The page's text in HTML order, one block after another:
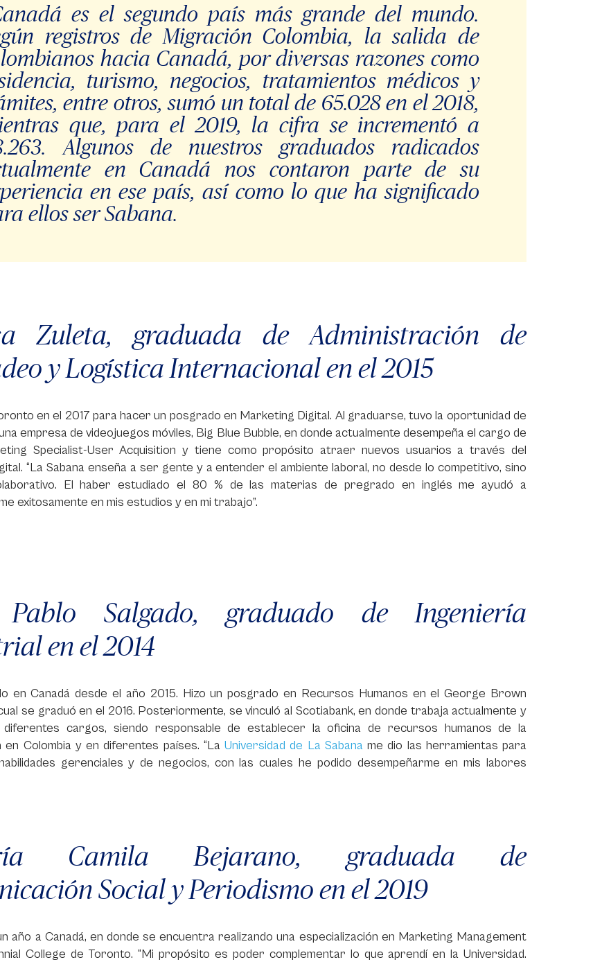
es el segundo país más grande del mundo.
registros de Migración Colombia, la salida de
hacia Canadá, por diversas razones como
turismo, negocios, tratamientos médicos y
entre otros, sumó un total de 65.028 en el 2018,
que, para el 2019, la cifra se incrementó a
Algunos de nuestros graduados radicados
en Canadá nos contaron parte de su
en ese país, así como lo que ha significado
ellos ser Sabana.
Zuleta, graduada de Administración de
y Logística Internacional en el 2015
en el 2017 para hacer un posgrado en Marketing Digital. Al graduarse, tuvo la oportunidad de
empresa de videojuegos móviles, Big Blue Bubble, en donde actualmente desempeña el cargo de
Specialist-User Acquisition y tiene como propósito atraer nuevos usuarios a través del
“La Sabana enseña a ser gente y a entender el ambiente laboral, no desde lo competitivo, sino
El haber estudiado el 80 % de las materias de pregrado en inglés me ayudó a
exitosamente en mis estudios y en mi trabajo”.
Salgado, graduado de Ingeniería
en el 2014
en Canadá desde el año 2015. Hizo un posgrado en Recursos Humanos en el George Brown
se graduó en el 2016. Posteriormente, se vinculó al Scotiabank, en donde trabaja actualmente y
diferentes cargos, siendo responsable de establecer la oficina de recursos humanos de la
en Colombia y en diferentes países. “La Universidad de La Sabaname dio las herramientas para
gerenciales y de negocios, con las cuales he podido desempeñarme en mis labores
Camila Bejarano, graduada de
Social y Periodismo en el 2019
año a Canadá, en donde se encuentra realizando una especialización en Marketing Management
College de Toronto. “Mi propósito es poder complementar lo que aprendí en la Universidad.